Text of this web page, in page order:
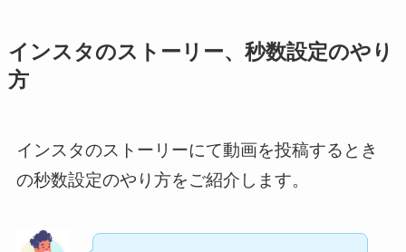
インスタのストーリー、秒数設定のやり
方
インスタのストーリーにて動画を投稿するとき
の秒数設定のやり方をご紹介します。